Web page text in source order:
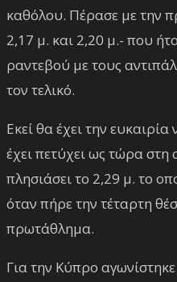
καθόλου. Πέρασε με την
2,17 μ. και 2,20 μ.- που
ραντεβού με τους
τον τελικό.
Εκεί θα έχει την
έχει πετύχει ως τώρα στη
πλησιάσει το 2,29 μ. το
όταν πήρε την τέταρτη
πρωτάθλημα.
Για την Κύπρο